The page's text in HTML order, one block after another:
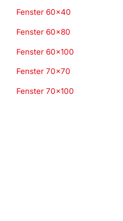
Fenster 60×40
Fenster 60×80
Fenster 60×100
Fenster 70×70
Fenster 70×100